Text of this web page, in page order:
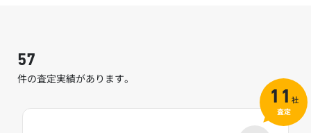
57
件の査定実績があります。
11 社
査定